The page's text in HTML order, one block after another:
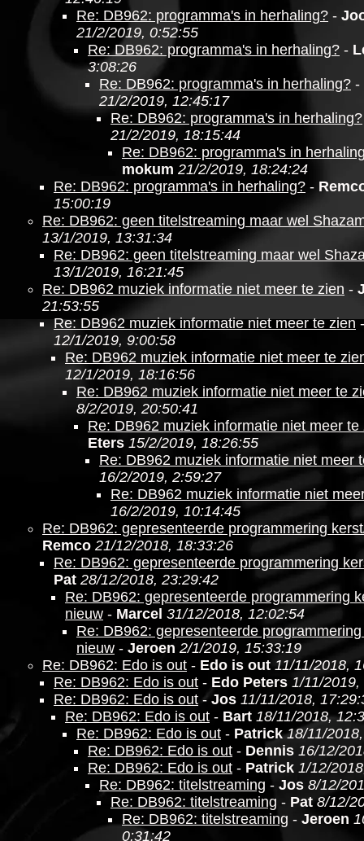
Re: DB962: programma's in herhaling? -
21/2/2019, 0:52:55
Re: DB962: programma's in herhaling? -
3:08:26
Re: DB962: programma's in herhaling? -
21/2/2019, 12:45:17
Re: DB962: programma's in herhaling?
21/2/2019, 18:15:44
Re: DB962: programma's in
mokum 21/2/2019, 18:24:24
Re: DB962: programma's in herhaling? -
15:00:19
Re: DB962: geen titelstreaming maar wel
13/1/2019, 13:31:34
Re: DB962: geen titelstreaming maar wel
13/1/2019, 16:21:45
Re: DB962 muziek informatie niet meer te zien -
21:53:55
Re: DB962 muziek informatie niet meer te zien
12/1/2019, 9:00:58
Re: DB962 muziek informatie niet meer te
12/1/2019, 18:16:56
Re: DB962 muziek informatie niet meer te
8/2/2019, 20:50:41
Re: DB962 muziek informatie niet meer te
Eters 15/2/2019, 18:26:55
Re: DB962 muziek informatie niet meer
16/2/2019, 2:59:27
Re: DB962 muziek informatie niet
16/2/2019, 10:14:45
Re: DB962: gepresenteerde programmering
Remco 21/12/2018, 18:33:26
Re: DB962: gepresenteerde programmering
Pat 28/12/2018, 23:29:42
Re: DB962: gepresenteerde programmering
nieuw - Marcel 31/12/2018, 12:02:54
Re: DB962: gepresenteerde
nieuw - Jeroen 2/1/2019, 15:33:19
Re: DB962: Edo is out - Edo is out 11/11/2018,
Re: DB962: Edo is out - Edo Peters 1/11/
Re: DB962: Edo is out - Jos 11/11/2018,
Re: DB962: Edo is out - Bart 18/11/2018,
Re: DB962: Edo is out - Patrick 18/11/
Re: DB962: Edo is out - Dennis 16/12/
Re: DB962: Edo is out - Patrick 1/12/
Re: DB962: titelstreaming - Jos 8/12/
Re: DB962: titelstreaming - Pat 8/12/
Re: DB962: titelstreaming - Jeroen
0:31:42